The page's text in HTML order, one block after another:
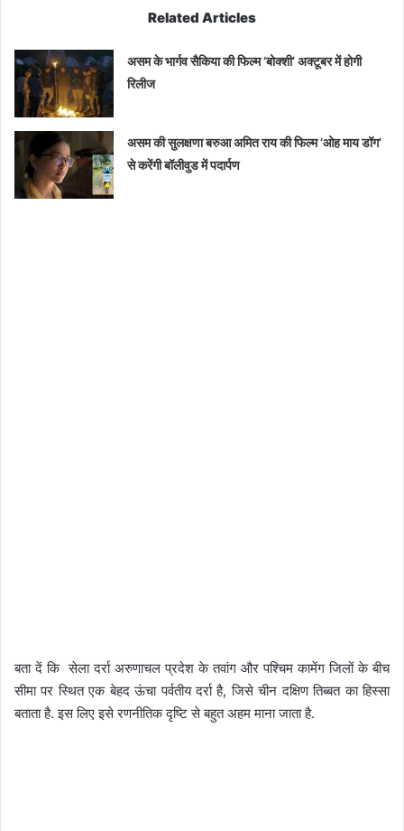
Related Articles
असम के भार्गव सैकिया की फिल्म ‘बोक्शी’ अक्टूबर में होगी
रिलीज
असम की सुलक्षणा बरुआ अमित राय की फिल्म ‘ओह माय डॉग’
से करेंगी बॉलीवुड में पदार्पण
बता दें कि सेला दर्रा अरुणाचल प्रदेश के तवांग और पश्चिम कामेंग जिलों के बीच
सीमा पर स्थित एक बेहद ऊंचा पर्वतीय दर्रा है, जिसे चीन दक्षिण तिब्बत का हिस्सा
बताता है. इस लिए इसे रणनीतिक दृष्टि से बहुत अहम माना जाता है.